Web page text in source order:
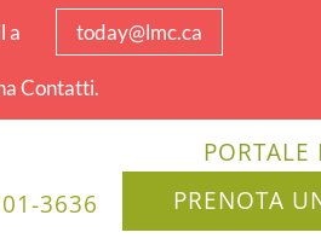
a today@lmc.ca
Contatti.
3636
PORTALE
PRENOTA